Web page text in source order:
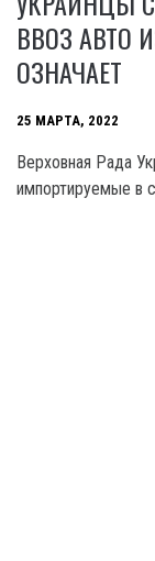
ВВОЗ АВТО
ОЗНАЧАЕТ
25 МАРТА, 2022
Верховная Рада
импортируемые в